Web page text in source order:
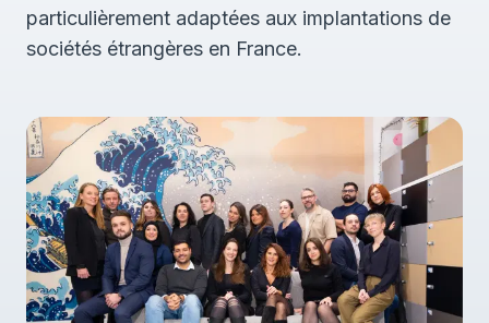
particulièrement adaptées aux implantations de
sociétés étrangères en France.